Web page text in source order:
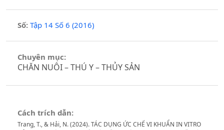
Số: Tập 14 Số 6 (2016)
Chuyên mục:
CHĂN NUÔI – THÚ Y – THỦY SẢN
Cách trích dẫn:
Trang, T., & Hải, N. (2024). TÁC DỤNG ỨC CHẾ VI KHUẨN IN VITRO